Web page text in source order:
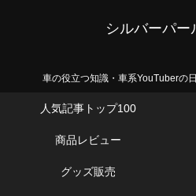
シルバーパー
車の役立つ知識・車系YouTuberの
人気記事トップ100
商品レビュー
グッズ販売